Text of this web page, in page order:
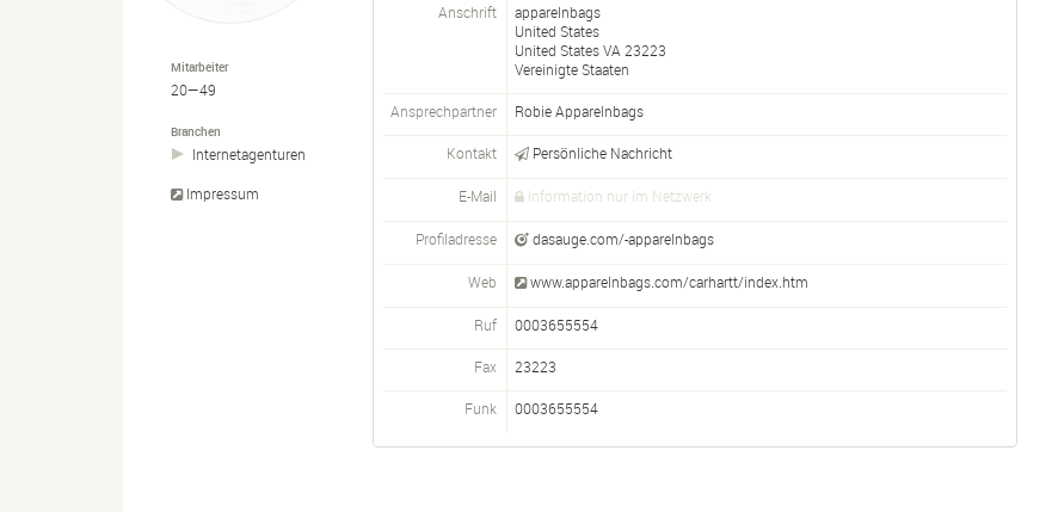
Mitarbeiter
20—49
Branchen
Internetagenturen
Impressum
Anschrift
apparelnbags
United States
United StatesVA 23223
Vereinigte Staaten
Ansprechpartner Robie Apparelnbags
Kontakt Persönliche Nachricht
E-Mail Information nur im Netzwerk
Profiladresse dasauge.com/-apparelnbags
Web www.apparelnbags.com/carhartt/index.htm
Ruf 0003655554
Fax 23223
Funk 0003655554